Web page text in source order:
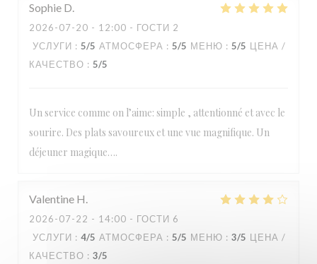
Sophie D
2026-07-20 - 12:00 - ГОСТИ 2
УСЛУГИ : 5/5 АТМОСФЕРА : 5/5 МЕНЮ : 5/5 ЦЕНА /
КАЧЕСТВО : 5/5
Un service comme on l’aime: simple , attentionné et avec le
sourire. Des plats savoureux et une vue magnifique. Un
déjeuner magique….
Valentine H
2026-07-22 - 14:00 - ГОСТИ 6
УСЛУГИ : 4/5 АТМОСФЕРА : 5/5 МЕНЮ : 3/5 ЦЕНА /
КАЧЕСТВО : 3/5